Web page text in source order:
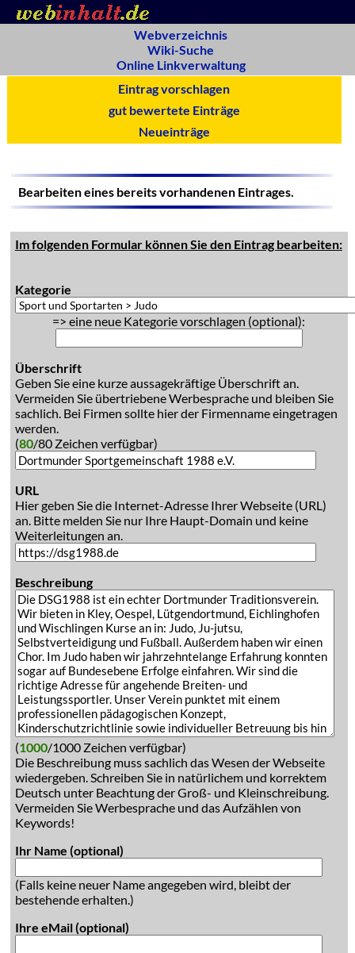
Webverzeichnis
Wiki-Suche
Online Linkverwaltung
Eintrag vorschlagen
gut bewertete Einträge
Neueinträge
Bearbeiten eines bereits vorhandenen Eintrages.
Im folgenden Formular können Sie den Eintrag bearbeiten:
Kategorie
=> eine neue Kategorie vorschlagen (optional):
Überschrift
Geben Sie eine kurze aussagekräftige Überschrift an.
Vermeiden Sie übertriebene Werbesprache und bleiben Sie
sachlich. Bei Firmen sollte hier der Firmenname eingetragen
werden.
(80/80 Zeichen verfügbar)
URL
Hier geben Sie die Internet-Adresse Ihrer Webseite (URL)
an. Bitte melden Sie nur Ihre Haupt-Domain und keine
Weiterleitungen an.
Beschreibung
(1000/1000 Zeichen verfügbar)
Die Beschreibung muss sachlich das Wesen der Webseite
wiedergeben. Schreiben Sie in natürlichem und korrektem
Deutsch unter Beachtung der Groß- und Kleinschreibung.
Vermeiden Sie Werbesprache und das Aufzählen von
Keywords!
Ihr Name (optional)
(Falls keine neuer Name angegeben wird, bleibt der
bestehende erhalten.)
Ihre eMail (optional)